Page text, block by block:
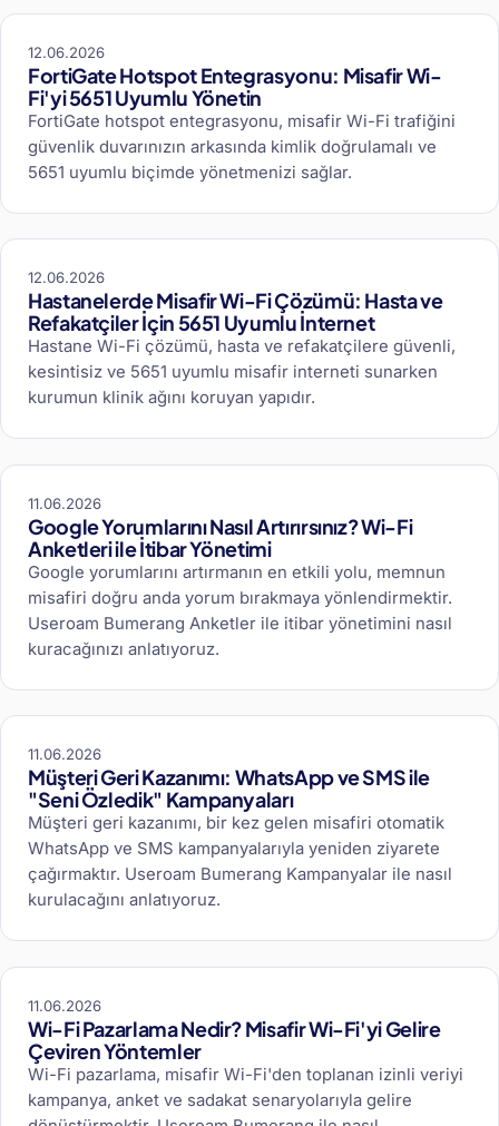
12.06.2026
FortiGate Hotspot Entegrasyonu: Misafir Wi-
Fi'yi 5651 Uyumlu Yönetin
FortiGate hotspot entegrasyonu, misafir Wi-Fi trafiğini
güvenlik duvarınızın arkasında kimlik doğrulamalı ve
5651 uyumlu biçimde yönetmenizi sağlar.
12.06.2026
Hastanelerde Misafir Wi-Fi Çözümü: Hasta ve
Refakatçiler İçin 5651 Uyumlu İnternet
Hastane Wi-Fi çözümü, hasta ve refakatçilere güvenli,
kesintisiz ve 5651 uyumlu misafir interneti sunarken
kurumun klinik ağını koruyan yapıdır.
11.06.2026
Google Yorumlarını Nasıl Artırırsınız? Wi-Fi
Anketleri ile İtibar Yönetimi
Google yorumlarını artırmanın en etkili yolu, memnun
misafiri doğru anda yorum bırakmaya yönlendirmektir.
Useroam Bumerang Anketler ile itibar yönetimini nasıl
kuracağınızı anlatıyoruz.
11.06.2026
Müşteri Geri Kazanımı: WhatsApp ve SMS ile
"Seni Özledik" Kampanyaları
Müşteri geri kazanımı, bir kez gelen misafiri otomatik
WhatsApp ve SMS kampanyalarıyla yeniden ziyarete
çağırmaktır. Useroam Bumerang Kampanyalar ile nasıl
kurulacağını anlatıyoruz.
11.06.2026
Wi-Fi Pazarlama Nedir? Misafir Wi-Fi'yi Gelire
Çeviren Yöntemler
Wi-Fi pazarlama, misafir Wi-Fi'den toplanan izinli veriyi
kampanya, anket ve sadakat senaryolarıyla gelire